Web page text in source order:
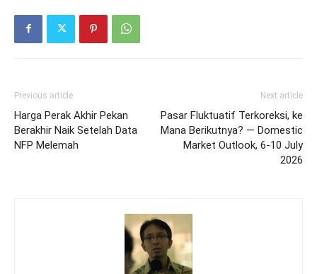
Previous article
Harga Perak Akhir Pekan
Berakhir Naik Setelah Data
NFP Melemah
Next article
Pasar Fluktuatif Terkoreksi, ke
Mana Berikutnya? — Domestic
Market Outlook, 6-10 July
2026